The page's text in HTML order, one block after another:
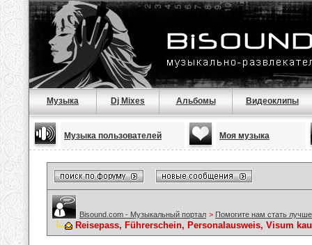
Музыка Dj Mixes Альбомы Видеоклипы
Музыка пользователей Моя музыка
Bisound.com - Музыкальный портал > Помогите нам стать
Reisepass, Führerschein, Personalausweis, Visum